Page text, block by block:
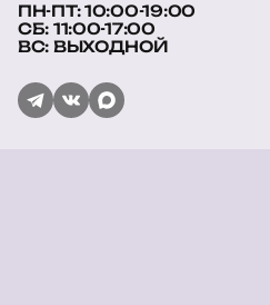
ПН-ПТ: 10:00-19:00
СБ: 11:00-17:00
ВС: ВЫХОДНОЙ